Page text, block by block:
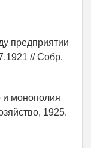
предприятии
// Собр.
и монополия
1925.